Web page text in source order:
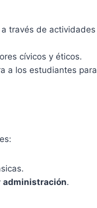
través de actividades
cívicos y éticos.
a los estudiantes para
administración.